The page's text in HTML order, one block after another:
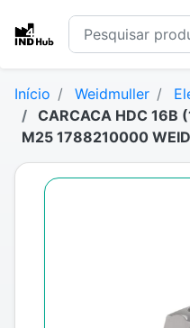
Início Weidmuller
CARCACA HDC 16B
M25 1788210000